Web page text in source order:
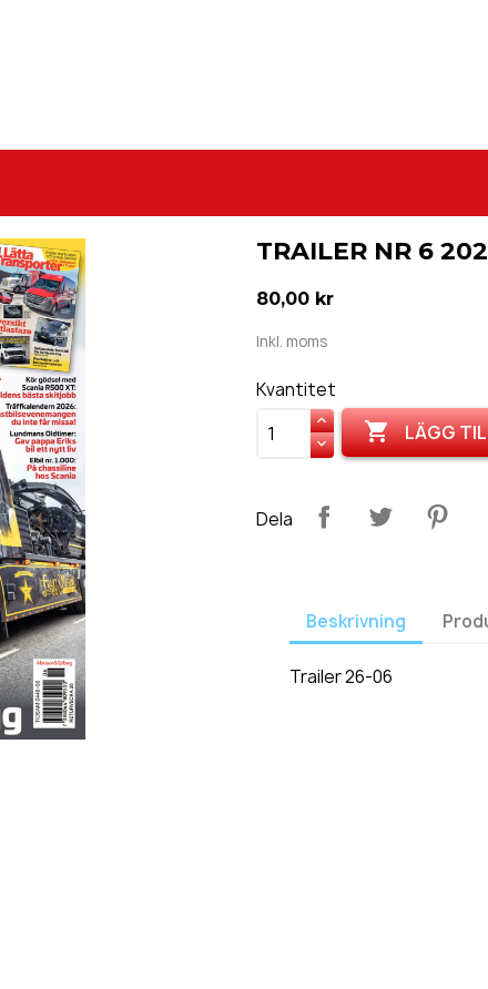
TRAILER NR 6
80,00 kr
Inkl. moms
Kvantitet
 LÄGG
Dela
Beskrivning
Trailer 26-06